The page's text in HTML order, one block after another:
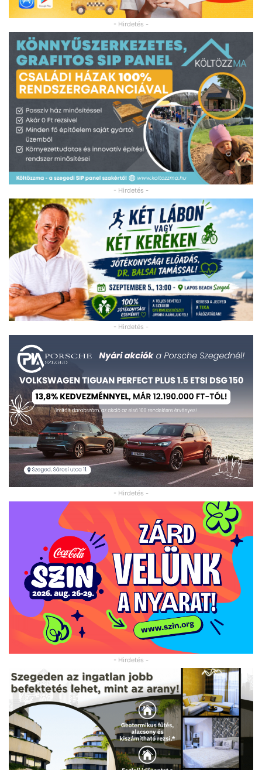
- Hirdetés -
- Hirdetés -
- Hirdetés -
- Hirdetés -
- Hirdetés -